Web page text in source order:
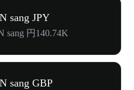
sang JPY
sang 円140.74K
sang GBP